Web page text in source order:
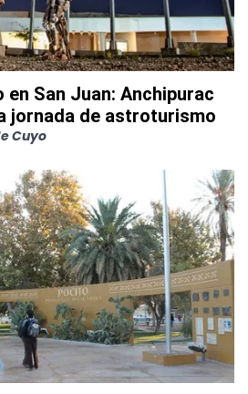
San Juan: Anchipurac
jornada de astroturismo
Cuyo